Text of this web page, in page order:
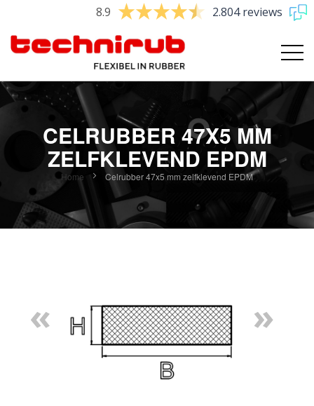
8.9 2.804 reviews
CELRUBBER 47X5 MM
ZELFKLEVEND EPDM
Home Celrubber 47x5 mm zelfklevend EPDM
de
afbeeldingen-
« »